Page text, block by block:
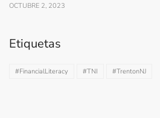
OCTUBRE 2, 2023
Etiquetas
#FinancialLiteracy #TNI #TrentonNJ